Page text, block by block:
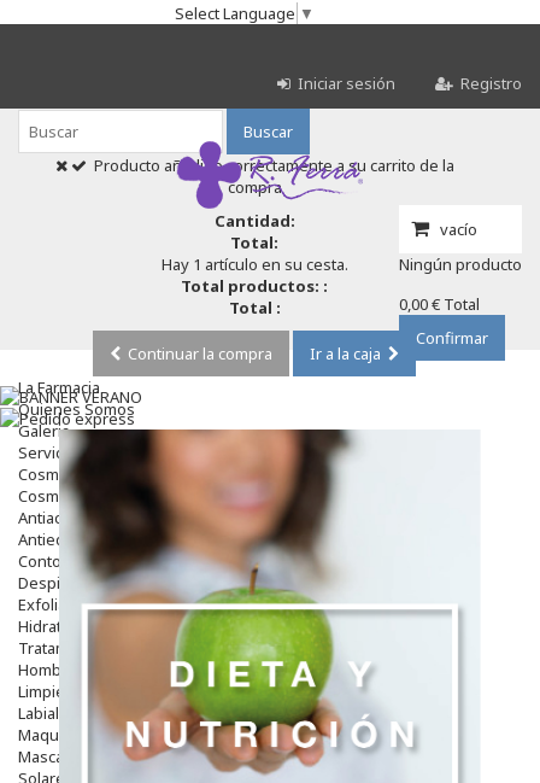
Select Language ▼
Iniciar sesión Registro
Buscar
vacío
Ningún producto
0,00 € Total
Confirmar
Producto añadido correctamente a su carrito de la
compra
Cantidad:
Total:
Hay 1 artículo en su cesta.
Total productos: :
Total :
Continuar la compra
Ir a la caja
La Farmacia
Quienes Somos
Galeria
Servicios
Cosmética
Cosmética Facial
Antiacné
Antiedad
Contorno De Ojos
Despigmentantes
Exfoliantes
Hidratantes
Tratamientos De Noche
Hombre
Limpieza
Labiales
Maquillajes Y Color
Mascarillas
Solares